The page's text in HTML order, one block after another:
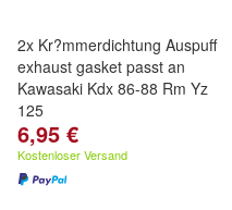
2x Kr?mmerdichtung Auspuff
exhaust gasket passt an
Kawasaki Kdx 86-88 Rm Yz
125
6,95 €
Kostenloser Versand